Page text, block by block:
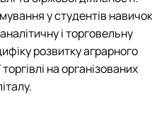
у студентів
і торговельну
розвитку аграрного
на організованих